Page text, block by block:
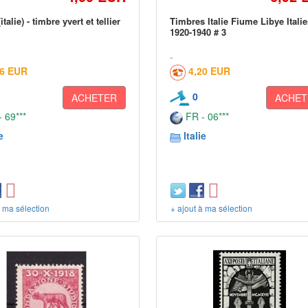
- timbre yvert et tellier
EUR
ACHETER
sélection
Timbres Italie Fiume Libye
1920-1940 # 3
4,20 EUR
0
FR - 06***
Italie
+ ajout à ma sélection